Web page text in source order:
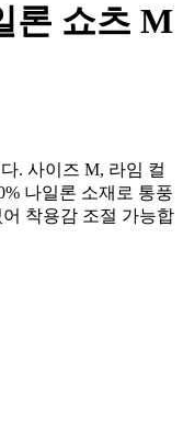
론 쇼츠 M
. 사이즈 M, 라임 컬
나일론 소재로 통풍
착용감 조절 가능합